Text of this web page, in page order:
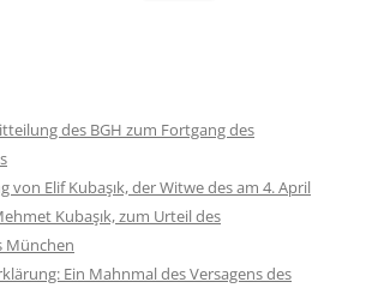
des BGH zum Fortgang des
von Elif Kubaşık, der Witwe des am 4. April
Kubaşık, zum Urteil des
München
Ein Mahnmal des Versagens des